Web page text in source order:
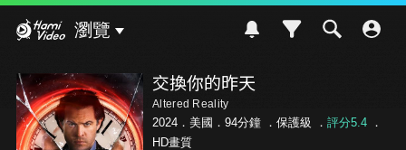
瀏覽
交換你的昨天
Altered Reality
2024．美國．94分鐘 ． 保護級 ． 評分5.4．
HD畫質